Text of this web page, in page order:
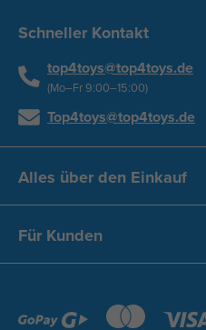
Schneller Kontakt
top4toys@top4toys.de
(Mo–Fr 9:00–15:00)
Top4toys@top4toys.de
Alles über den Einkauf
Für Kunden